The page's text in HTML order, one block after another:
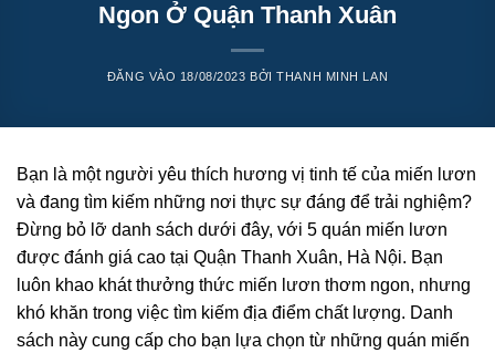
Ngon Ở Quận Thanh Xuân
ĐĂNG VÀO 18/08/2023 BỞITHANH MINH LAN
Bạn là một người yêu thích hương vị tinh tế của miến lươn
và đang tìm kiếm những nơi thực sự đáng để trải nghiệm?
Đừng bỏ lỡ danh sách dưới đây, với 5 quán miến lươn
được đánh giá cao tại Quận Thanh Xuân, Hà Nội. Bạn
luôn khao khát thưởng thức miến lươn thơm ngon, nhưng
khó khăn trong việc tìm kiếm địa điểm chất lượng. Danh
sách này cung cấp cho bạn lựa chọn từ những quán miến